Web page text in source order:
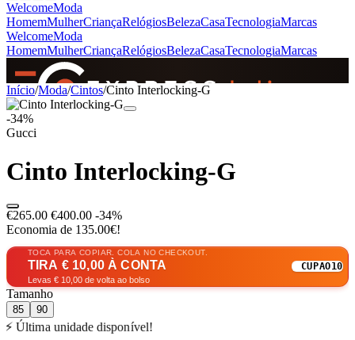
WelcomeModa
HomemMulherCriançaRelógiosBelezaCasaTecnologiaMarcas
WelcomeModa
HomemMulherCriançaRelógiosBelezaCasaTecnologiaMarcas
SINCE 2005
Início/Moda/Cintos/Cinto Interlocking-G
-34%
Gucci
Cinto Interlocking-G
€265.00 €400.00 -34%
Economia de 135.00€!
TOCA PARA COPIAR. COLA NO CHECKOUT.
TIRA € 10,00 À CONTA
Levas € 10,00 de volta ao bolso
CUPAO10
Tamanho
85 90
⚡ Última unidade disponível!